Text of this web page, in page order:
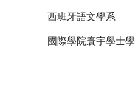
西班牙語文學系
國際學院寰宇學士